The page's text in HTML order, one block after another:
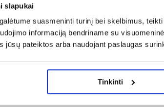
slapukai
suasmeninti turinį bei skelbimus,
informaciją bendriname su
jūsų pateiktos arba naudojant paslaugas
Tinkinti